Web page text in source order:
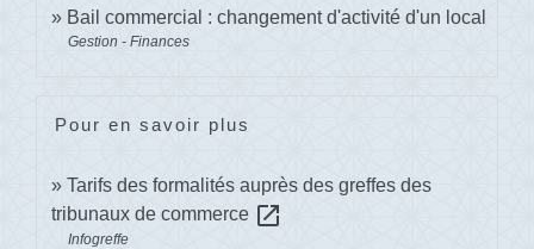
Bail commercial : changement d'activité d'un local
Gestion - Finances
Pour en savoir plus
Tarifs des formalités auprès des greffes des
tribunaux de commerce open_in_new
Infogreffe